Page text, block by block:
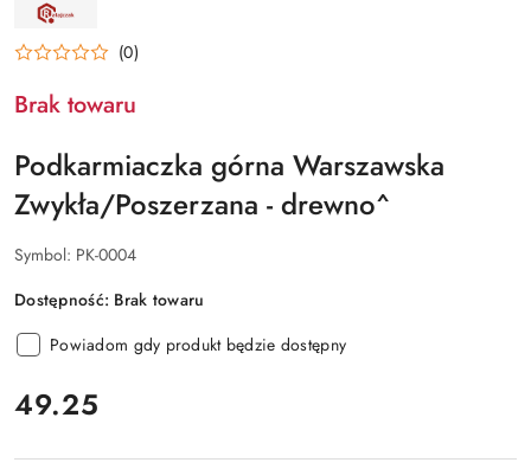
NAZWA
PRODUCENTA:
RATAJCZAK
(0)
Brak towaru
Podkarmiaczka górna Warszawska
Zwykła/Poszerzana - drewno^
Symbol: PK-0004
Dostępność: Brak towaru
Powiadom gdy produkt będzie dostępny
cena:
49.25